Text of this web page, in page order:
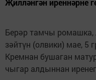
Җилләнгән иреннәрне
Берәр тамчы ромашка,
зәйтүн (олвики) мае,
Кремнан бушаган
чыгар алдыннан